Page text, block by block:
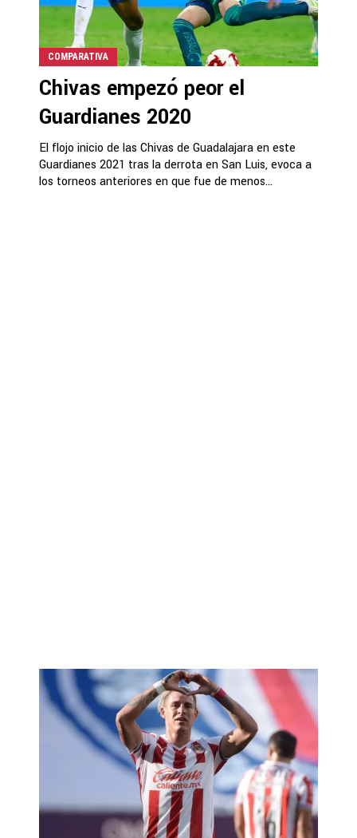
COMPARATIVA
Chivas empezó peor el
Guardianes 2020
El flojo inicio de las Chivas de Guadalajara en este
Guardianes 2021 tras la derrota en San Luis, evoca a
los torneos anteriores en que fue de menos...